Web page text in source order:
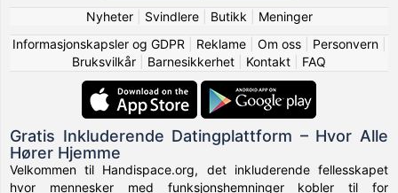
Nyheter| Svindlere| Butikk
Meninger
Informasjonskapsler og GDPR
Reklame| Om oss| Personvern|
Bruksvilkår
Barnesikkerhet Kontakt FAQ
Gratis Inkluderende Datingplattform – Hvor Alle
Hører Hjemme
Velkommen til Handispace.org, det inkluderende fellesskapet
hvor mennesker med funksjonshemninger kobler til for